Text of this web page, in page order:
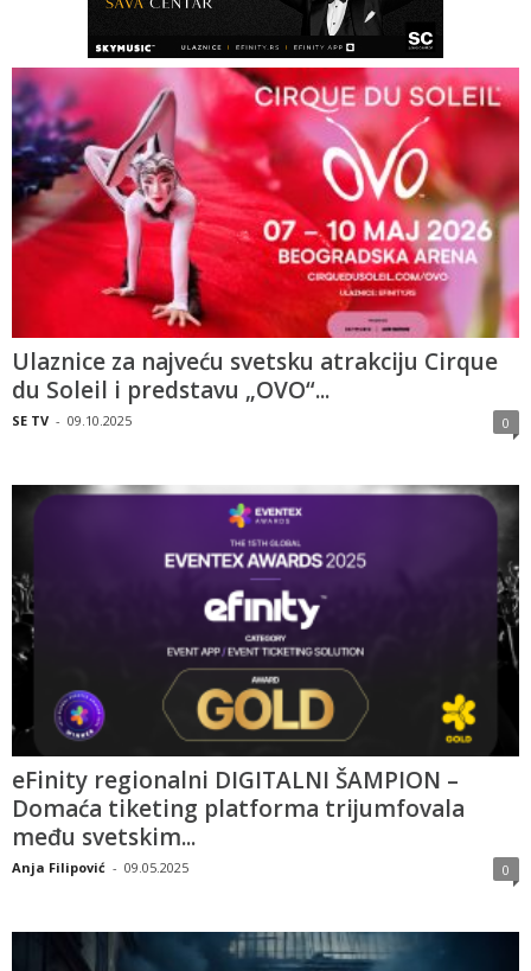
Ulaznice za najveću svetsku atrakciju Cirque
du Soleil i predstavu „OVO“...
SE TV - 09.10.2025 0
eFinity regionalni DIGITALNI ŠAMPION –
Domaća tiketing platforma trijumfovala
među svetskim...
Anja Filipović - 09.05.2025 0